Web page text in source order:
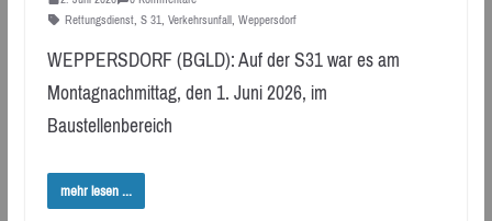
Rettungsdienst, S 31, Verkehrsunfall, Weppersdorf
WEPPERSDORF (BGLD): Auf der S31 war es am
Montagnachmittag, den 1. Juni 2026, im
Baustellenbereich
mehr lesen ...